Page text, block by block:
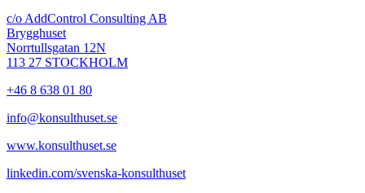
c/o AddControl Consulting AB
Brygghuset
Norrtullsgatan 12N
113 27 STOCKHOLM
+46 8 638 01 80
info@konsulthuset.se
www.konsulthuset.se
linkedin.com/svenska-konsulthuset